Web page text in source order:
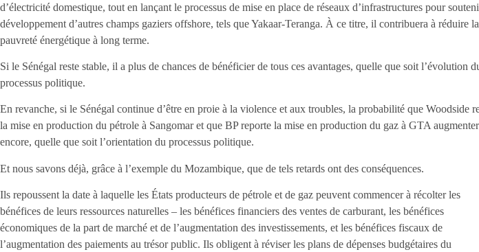
d’électricité domestique, tout en lançant le processus de mise en place de réseaux d’infrastructures pour
développement d’autres champs gaziers offshore, tels que Yakaar-Teranga. À ce titre, il contribuera à réduire la
pauvreté énergétique à long terme.
Si le Sénégal reste stable, il a plus de chances de bénéficier de tous ces avantages, quelle que soit l’évolution
processus politique.
En revanche, si le Sénégal continue d’être en proie à la violence et aux troubles, la probabilité que Woodside
la mise en production du pétrole à Sangomar et que BP reporte la mise en production du gaz à GTA
encore, quelle que soit l’orientation du processus politique.
Et nous savons déjà, grâce à l’exemple du Mozambique, que de tels retards ont des conséquences.
Ils repoussent la date à laquelle les États producteurs de pétrole et de gaz peuvent commencer à récolter les
bénéfices de leurs ressources naturelles – les bénéfices financiers des ventes de carburant, les bénéfices
économiques de la part de marché et de l’augmentation des investissements, et les bénéfices fiscaux de
l’augmentation des paiements au trésor public. Ils obligent à réviser les plans de dépenses budgétaires du